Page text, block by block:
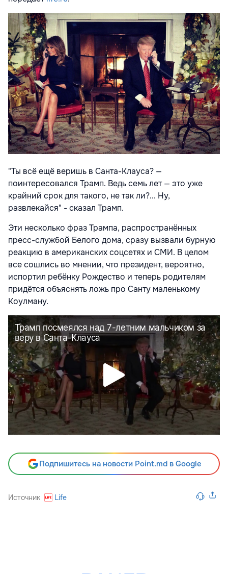
"Ты всё ещё веришь в Санта-Клауса? —
поинтересовался Трамп. Ведь семь лет — это уже
крайний срок для такого, не так ли?... Ну,
развлекайся" - сказал Трамп.
Эти несколько фраз Трампа, распространённых
пресс-службой Белого дома, сразу вызвали бурную
реакцию в американских соцсетях и СМИ. В целом
все сошлись во мнении, что президент, вероятно,
испортил ребёнку Рождество и теперь родителям
придётся объяснять ложь про Санту маленькому
Коулману.
Подпишитесь на новости Point.md в Google
Источник Life